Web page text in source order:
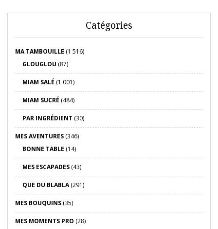
Catégories
MA TAMBOUILLE (1 516)
GLOUGLOU (87)
MIAM SALÉ (1 001)
MIAM SUCRÉ (484)
PAR INGRÉDIENT (30)
MES AVENTURES (346)
BONNE TABLE (14)
MES ESCAPADES (43)
QUE DU BLABLA(291)
MES BOUQUINS (35)
MES MOMENTS PRO (28)